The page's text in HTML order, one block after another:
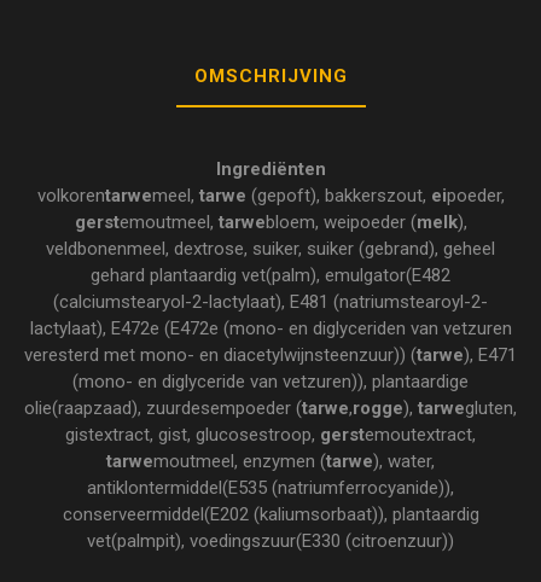
OMSCHRIJVING
Ingrediënten
volkorentarwemeel, tarwe (gepoft), bakkerszout, eipoeder,
gerstemoutmeel, tarwebloem, weipoeder (melk),
veldbonenmeel, dextrose, suiker, suiker (gebrand), geheel
gehard plantaardig vet(palm), emulgator(E482
(calciumstearyol-2-lactylaat), E481 (natriumstearoyl-2-
lactylaat), E472e (E472e (mono- en diglyceriden van vetzuren
veresterd met mono- en diacetylwijnsteenzuur)) (tarwe), E471
(mono- en diglyceride van vetzuren)), plantaardige
olie(raapzaad), zuurdesempoeder (tarwe,rogge), tarwegluten,
gistextract, gist, glucosestroop, gerstemoutextract,
tarwemoutmeel, enzymen (tarwe), water,
antiklontermiddel(E535 (natriumferrocyanide)),
conserveermiddel(E202 (kaliumsorbaat)), plantaardig
vet(palmpit), voedingszuur(E330 (citroenzuur))